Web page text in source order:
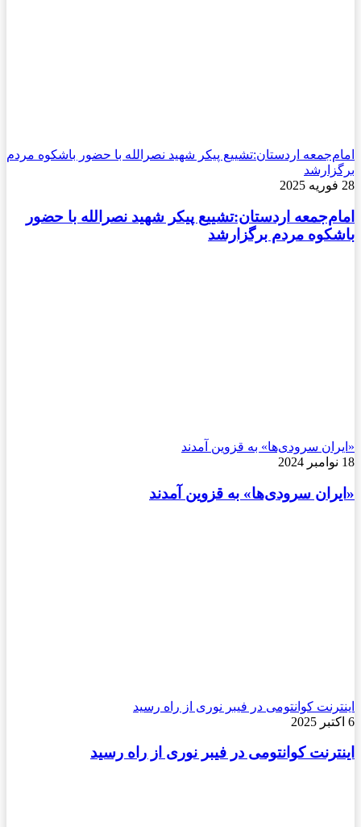
امام‌جمعه اردستان:تشییع پیکر شهید نصرالله با حضور باشکوه مردم
برگزارشد
28 فوریه 2025
امام‌جمعه اردستان:تشییع پیکر شهید نصرالله با حضور
باشکوه مردم برگزارشد
«ایران سرودی‌ها» به قزوین آمدند
18 نوامبر 2024
«ایران سرودی‌ها» به قزوین آمدند
اینترنت کوانتومی در فیبر نوری از راه رسید
6 اکتبر 2025
اینترنت کوانتومی در فیبر نوری از راه رسید